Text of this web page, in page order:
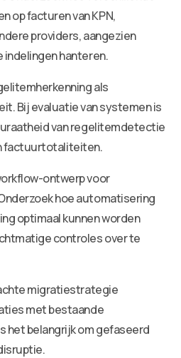
op facturen van KPN,
providers, aangezien
hanteren.
als
Bij evaluatie van systemen is
van regelitemdetectie
factuurtotaliteiten.
ontwerp voor
hoe automatisering
optimaal kunnen worden
controles over te
migratiestrategie
met bestaande
het belangrijk om gefaseerd